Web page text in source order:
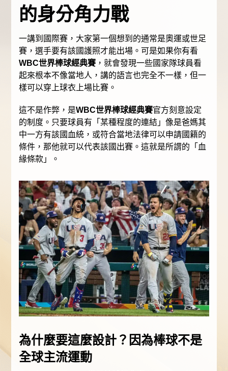
的身分角力戰
一講到國際賽，大家第一個想到的通常是奧運或世足
賽，選手要有該國護照才能出場。可是如果你有看
WBC世界棒球經典賽 ，就會發現一些國家隊球員看
起來根本不像當地人，講的語言也完全不一樣，但一
樣可以穿上球衣上場比賽。
這不是作弊，是WBC世界棒球經典賽官方刻意設定
的制度。只要球員有「某種程度的連結」像是爸媽其
中一方有該國血統，或符合當地法律可以申請國籍的
條件，那他就可以代表該國出賽。這就是所謂的「血
緣條款」。
為什麼要這麼設計？因為棒球不是
全球主流運動